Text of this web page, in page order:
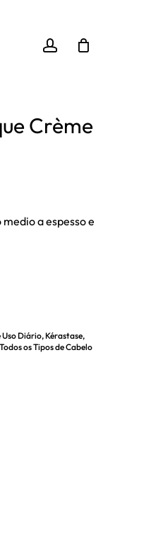
account
Crème
a espesso e
Diário,Kérastase,
Todos os Tipos de Cabelo
Hydra-